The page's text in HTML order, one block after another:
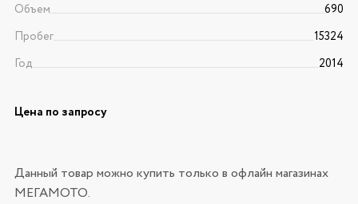
Объем
690
Пробег
15324
Год
2014
Цена по запросу
Данный товар можно купить только в офлайн магазинах
МЕГАМОТО.